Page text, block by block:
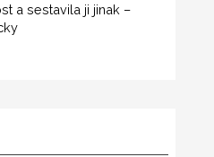
a sestavila ji jinak –